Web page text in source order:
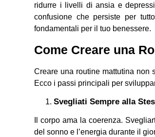
ridurre i livelli di ansia e
confusione che persiste per
fondamentali per il tuo benessere.
Come Creare una
Creare una routine mattutina non
Ecco i passi principali per
Svegliati Sempre alla
Il corpo ama la coerenza.
del sonno e l’energia durante il